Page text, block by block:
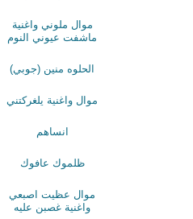
موال ملوني واغنية
ماشفت عيوني النوم
الحلوه منين (جوبي)
موال واغنية يلغركتني
انساهم
ظلموك عافوك
موال عظيت اصبعي
واغنية غصبن عليه